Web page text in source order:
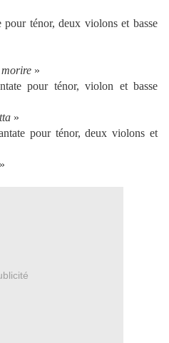
pour ténor, deux violons et basse
»
pour ténor, violon et basse
»
pour ténor, deux violons et
»